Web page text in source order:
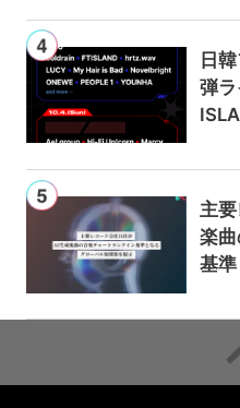
日
弾
主
楽
基
る